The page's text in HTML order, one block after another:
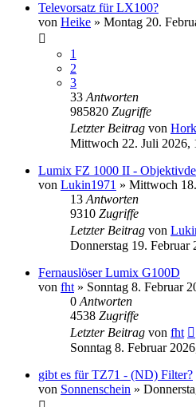
Televorsatz für LX100?
von Heike » Montag 20.
1
2
3
33 Antworten
985820 Zugriffe
Letzter Beitrag von
Mittwoch 22. Juli 2026,
Lumix FZ 1000 II -
von Lukin1971 » Mittwoch
13 Antworten
9310 Zugriffe
Letzter Beitrag von
Donnerstag 19. Februar
Fernauslöser Lumix G100D
von fht » Sonntag 8. Februar
0 Antworten
4538 Zugriffe
Letzter Beitrag von fht
Sonntag 8. Februar
gibt es für TZ71 - (ND) Filter?
von Sonnenschein »